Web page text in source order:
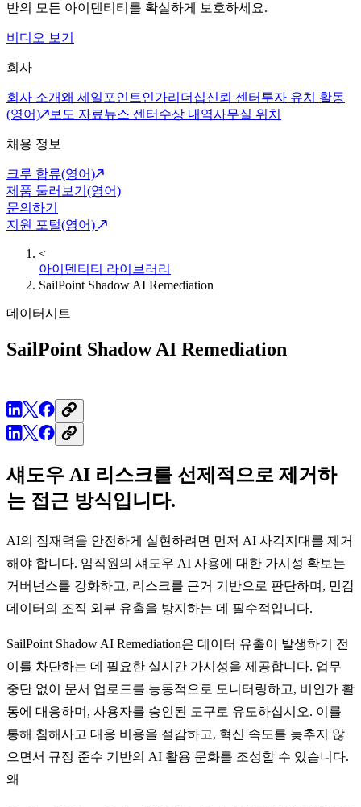
반의 모든 아이덴티티를 확실하게 보호하세요.
비디오 보기
회사
회사 소개왜 세일포인트인가리더십신뢰 센터 투자 유치 활동
(영어)
보도 자료뉴스 센터 수상 내역사무실 위치
채용 정보
크루 합류(영어)
제품 둘러보기(영어)
문의하기
지원 포털(영어)
<
아이덴티티 라이브러리
SailPoint Shadow AI Remediation
데이터시트
SailPoint Shadow AI Remediation
섀도우 AI 리스크를 선제적으로 제거하
는 접근 방식입니다.
AI의 잠재력을 안전하게 실현하려면 먼저 AI 사각지대를 제거
해야 합니다. 임직원의 섀도우 AI 사용에 대한 가시성 확보는
거버넌스를 강화하고, 리스크를 근거 기반으로 판단하며, 민감
데이터의 조직 외부 유출을 방지하는 데 필수적입니다.
SailPoint Shadow AI Remediation은 데이터 유출이 발생하기 전
이를 차단하는 데 필요한 실시간 가시성을 제공합니다. 업무
중단 없이 문서 업로드를 능동적으로 모니터링하고, 비인가 활
동에 대응하며, 사용자를 승인된 도구로 유도하십시오. 이를
통해 침해사고 대응 비용을 절감하고, 혁신 속도를 늦추지 않
으면서 규정 준수 기반의 AI 활용 문화를 조성할 수 있습니다.
왜